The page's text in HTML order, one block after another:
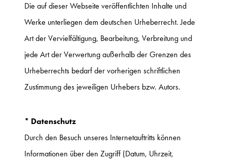
Die auf dieser Webseite veröffentlichten Inhalte und
Werke unterliegen dem deutschen Urheberrecht. Jede
Art der Vervielfältigung, Bearbeitung, Verbreitung und
jede Art der Verwertung außerhalb der Grenzen des
Urheberrechts bedarf der vorherigen schriftlichen
Zustimmung des jeweiligen Urhebers bzw. Autors.
* Datenschutz
Durch den Besuch unseres Internetauftritts können
Informationen über den Zugriff (Datum, Uhrzeit,